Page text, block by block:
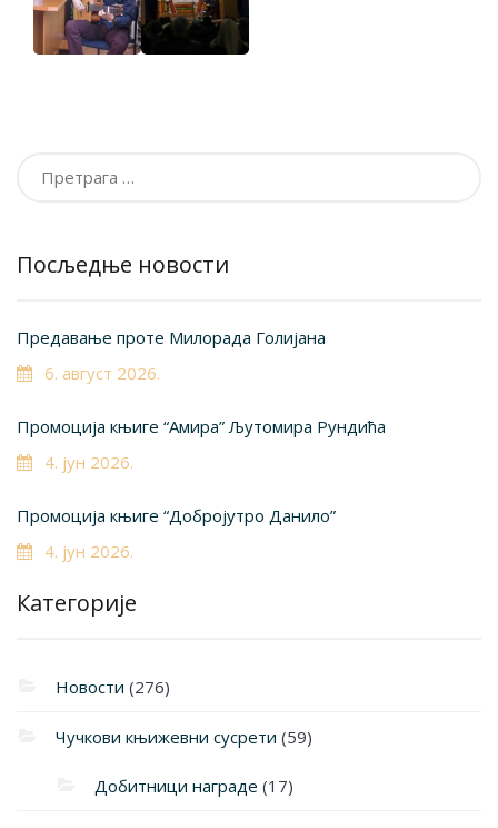
Посљедње новости
Предавање проте Милорада Голијана
6. август 2026.
Промоција књиге “Амира” Љутомира Рундића
4. јун 2026.
Промоција књиге “Добројутро Данило”
4. јун 2026.
Категорије
Новости (276)
Чучкови књижевни сусрети (59)
Добитници награде (17)